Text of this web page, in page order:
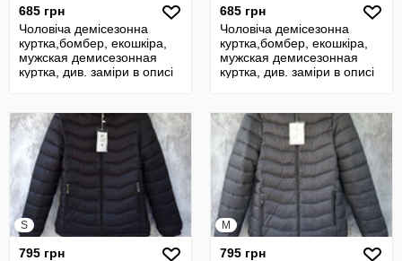
685 грн
Чоловіча демісезонна
куртка,бомбер, екошкіра,
мужская демисезонная
куртка, див. заміри в описі
685 грн
Чоловіча демісезонна
куртка,бомбер, екошкіра,
мужская демисезонная
куртка, див. заміри в описі
S
795 грн
M
795 грн